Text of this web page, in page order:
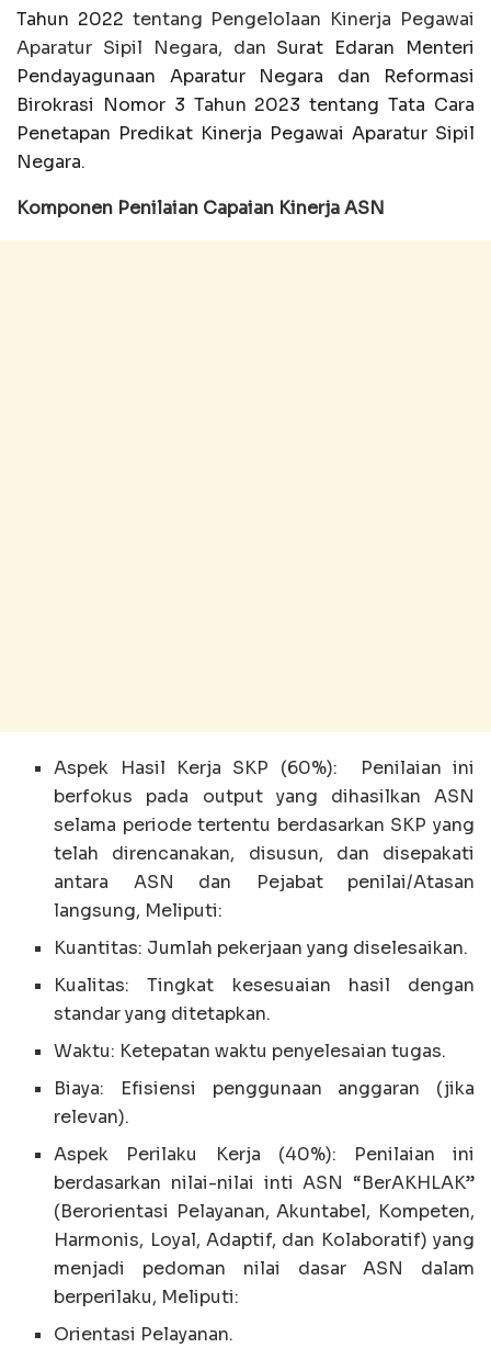
Tahun 2022 tentang Pengelolaan Kinerja Pegawai
Aparatur Sipil Negara, dan Surat Edaran Menteri
Pendayagunaan Aparatur Negara dan Reformasi
Birokrasi Nomor 3 Tahun 2023 tentang Tata Cara
Penetapan Predikat Kinerja Pegawai Aparatur Sipil
Negara.
Komponen Penilaian Capaian Kinerja ASN
Aspek Hasil Kerja SKP (60%): Penilaian ini
berfokus pada output yang dihasilkan ASN
selama periode tertentu berdasarkan SKP yang
telah direncanakan, disusun, dan disepakati
antara ASN dan Pejabat penilai/Atasan
langsung, Meliputi:
Kuantitas: Jumlah pekerjaan yang diselesaikan.
Kualitas: Tingkat kesesuaian hasil dengan
standar yang ditetapkan.
Waktu: Ketepatan waktu penyelesaian tugas.
Biaya: Efisiensi penggunaan anggaran (jika
relevan).
Aspek Perilaku Kerja (40%): Penilaian ini
berdasarkan nilai-nilai inti ASN “BerAKHLAK”
(Berorientasi Pelayanan, Akuntabel, Kompeten,
Harmonis, Loyal, Adaptif, dan Kolaboratif) yang
menjadi pedoman nilai dasar ASN dalam
berperilaku, Meliputi:
Orientasi Pelayanan.